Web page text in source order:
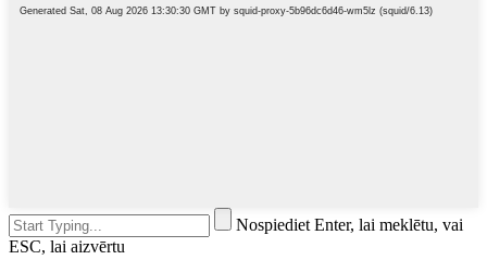
Nospiediet Enter, lai meklētu, vai
ESC, lai aizvērtu